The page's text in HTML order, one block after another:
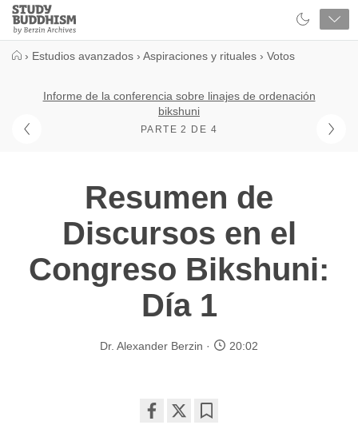
Close
Study
Buddhism
› Estudios avanzados › Aspiraciones y rituales › Votos
Informe de la conferencia sobre linajes de ordenación
bikshuni
PARTE 2 DE 4
Resumen de
Discursos en el
Congreso Bikshuni:
Día 1
Dr. Alexander Berzin 20:02